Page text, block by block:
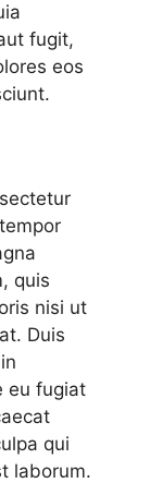
fugit,
eos
quis
nisi ut
Duis
eu fugiat
qui
laborum.